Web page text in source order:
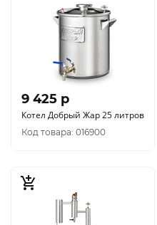
9 425 p
Котел Добрый Жар 25 литров
Код товара: 016900